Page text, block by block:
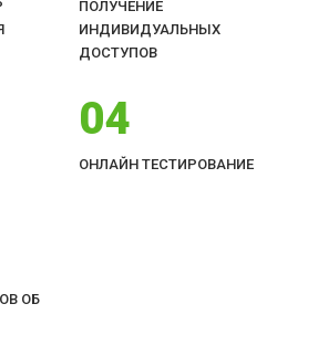
ПОЛУЧЕНИЕ
ИНДИВИДУАЛЬНЫХ
ДОСТУПОВ
04
ОНЛАЙН ТЕСТИРОВАНИЕ
ОБ